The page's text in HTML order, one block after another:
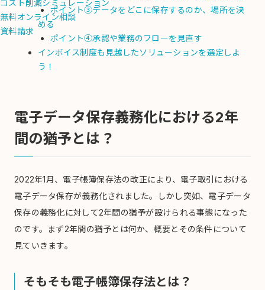
コスト削減シミュレーション
無料オンライン相談
資料請求
ポイント③データをどこに保存するのか、場所を決
める
ポイント④承認や業務のフローを見直す
インボイス制度も見越したソリューションを選定しよ
う！
電子データ保存義務化における2年
間の猶予とは？
2022年1月、電子帳簿保存法の改正により、電子取引における
電子データ保存が義務化されました。しかし突如、電子データ
保存の義務化に対して2年間の猶予が設けられる事態になった
のです。まず2年間の猶予とは何か、概要とその条件について
見ていきます。
そもそも電子帳簿保存法とは？